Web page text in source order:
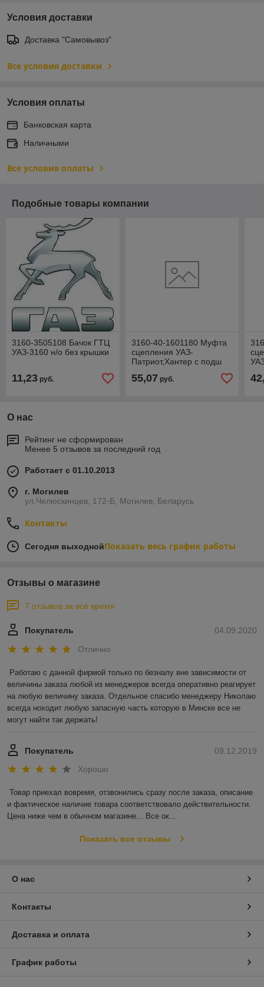
Условия доставки
Доставка "Самовывоз"
Все условия доставки
Условия оплаты
Банковская карта
Наличными
Все условия оплаты
Подобные товары компании
3160-3505108 Бачок ГТЦ
УАЗ-3160 н/о без крышки
11,23 руб.
3160-40-1601180 Муфта
сцепления УАЗ-
Патриот,Хантер с подш
корз вилка с/о
55,07 руб.
5-
О нас
Рейтинг не сформирован
Менее 5 отзывов за последний год
Работает с 01.10.2013
г. Могилев
ул.Челюскинцев, 172-Б, Могилев, Беларусь
Контакты
Сегодня выходнойПоказать весь график работы
Отзывы о магазине
7 отзывов за всё время
04.09.2020
Покупатель
Отлично
Работаю с данной фирмой только по безналу вне зависимости от
величины заказа любой из менеджеров всегда оперативно реагирует
на любую величину заказа. Отдельное спасибо менеджеру Николаю
всегда ноходит любую запасную часть которую в Минске все не
могут найти так держать!
09.12.2019
Покупатель
Хорошо
Товар приехал вовремя, отзвонились сразу после заказа, описание
и фактическое наличие товара соответствовало действительности.
Цена ниже чем в обычном магазине... Все ок...
Показать все отзывы
О нас
Контакты
Доставка и оплата
График работы